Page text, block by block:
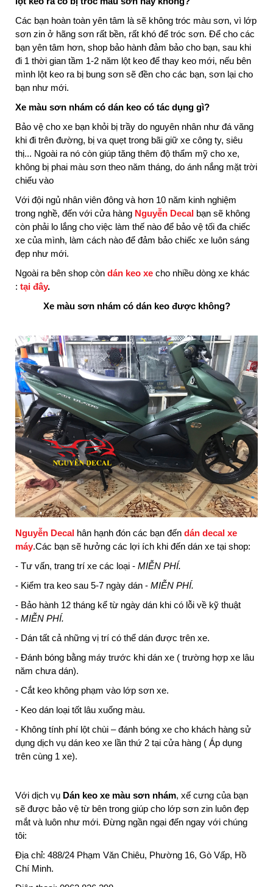
Các bạn hoàn toàn yên tâm là sẽ không tróc màu sơn, vì lớp
sơn zin ở hãng sơn rất bền, rất khó để tróc sơn. Để cho các
bạn yên tâm hơn, shop bảo hành đảm bảo cho bạn, sau khi
đi 1 thời gian tầm 1-2 năm lột keo để thay keo mới, nếu bên
mình lột keo ra bị bung sơn sẽ đền cho các bạn, sơn lại cho
bạn như mới.
Xe màu sơn nhám có dán keo có tác dụng gì?
Bảo vệ cho xe bạn khỏi bị trầy do nguyên nhân như đá văng
khi đi trên đường, bị va quẹt trong bãi giữ xe công ty, siêu
thị... Ngoài ra nó còn giúp tăng thêm độ thẩm mỹ cho xe,
không bị phai màu sơn theo năm tháng, do ánh nắng mặt trời
chiếu vào
Với đội ngủ nhân viên đông và hơn 10 năm kinh nghiệm
trong nghề, đến với cửa hàng Nguyễn Decal bạn sẽ không
còn phải lo lắng cho việc làm thế nào để bảo vệ tối đa chiếc
xe của mình, làm cách nào để đảm bảo chiếc xe luôn sáng
đẹp như mới.
Ngoài ra bên shop còn dán keo xe cho nhiều dòng xe khác
: tại đây.
Xe màu sơn nhám có dán keo được không?
Nguyễn Decal hân hạnh đón các bạn đến dán decal xe
máy.Các bạn sẽ hưởng các lợi ích khi đến dán xe tại shop:
- Tư vấn, trang trí xe các loại - MIỄN PHÍ.
- Kiểm tra keo sau 5-7 ngày dán - MIỄN PHÍ.
- Bảo hành 12 tháng kể từ ngày dán khi có lỗi về kỹ thuật
- MIỄN PHÍ.
- Dán tất cả những vị trí có thể dán được trên xe.
- Đánh bóng bằng máy trước khi dán xe ( trường hợp xe lâu
năm chưa dán).
- Cắt keo không phạm vào lớp sơn xe.
- Keo dán loại tốt lâu xuống màu.
- Không tính phí lột chùi – đánh bóng xe cho khách hàng sử
dụng dịch vụ dán keo xe lần thứ 2 tại cửa hàng ( Áp dụng
trên cùng 1 xe).
Với dịch vụ Dán keo xe màu sơn nhám, xế cưng của bạn
sẽ được bảo vệ từ bên trong giúp cho lớp sơn zin luôn đẹp
mắt và luôn như mới. Đừng ngần ngại đến ngay với chúng
tôi:
Địa chỉ: 488/24 Phạm Văn Chiêu, Phường 16, Gò Vấp, Hồ
Chí Minh.